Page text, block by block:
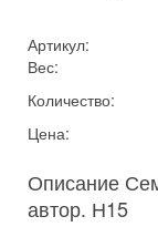
Артикул:
Вес:
Количество:
Цена:
Описание
автор. Н15